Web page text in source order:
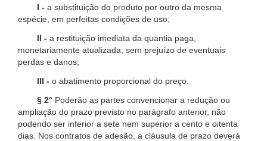
I - a substituição do produto por outro da mesma
espécie, em perfeitas condições de uso;
II - a restituição imediata da quantia paga,
monetariamente atualizada, sem prejuízo de eventuais
perdas e danos;
III - o abatimento proporcional do preço.
§ 2° Poderão as partes convencionar a redução ou
ampliação do prazo previsto no parágrafo anterior, não
podendo ser inferior a sete nem superior a cento e oitenta
dias. Nos contratos de adesão, a cláusula de prazo deverá